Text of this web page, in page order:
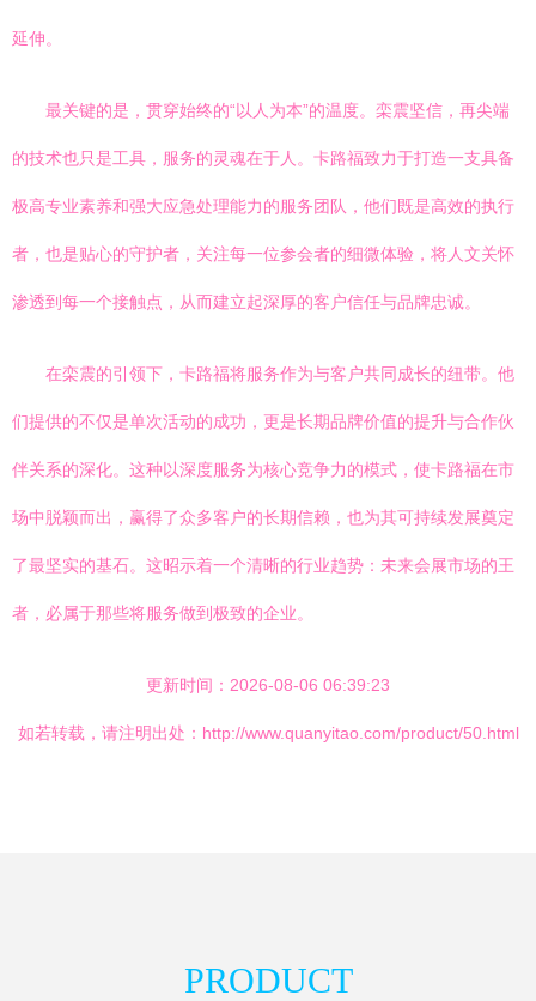
延伸。
最关键的是，贯穿始终的“以人为本”的温度。栾震坚信，再尖端
的技术也只是工具，服务的灵魂在于人。卡路福致力于打造一支具备
极高专业素养和强大应急处理能力的服务团队，他们既是高效的执行
者，也是贴心的守护者，关注每一位参会者的细微体验，将人文关怀
渗透到每一个接触点，从而建立起深厚的客户信任与品牌忠诚。
在栾震的引领下，卡路福将服务作为与客户共同成长的纽带。他
们提供的不仅是单次活动的成功，更是长期品牌价值的提升与合作伙
伴关系的深化。这种以深度服务为核心竞争力的模式，使卡路福在市
场中脱颖而出，赢得了众多客户的长期信赖，也为其可持续发展奠定
了最坚实的基石。这昭示着一个清晰的行业趋势：未来会展市场的王
者，必属于那些将服务做到极致的企业。
更新时间：2026-08-06 06:39:23
如若转载，请注明出处：http://www.quanyitao.com/product/50.html
PRODUCT